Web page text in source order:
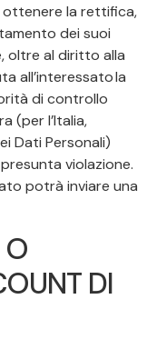
ottenere la rettifica,
dei suoi
oltre al diritto alla
all’interessato la
di controllo
(per l’Italia,
Dati Personali)
violazione.
potrà inviare una
O
DI